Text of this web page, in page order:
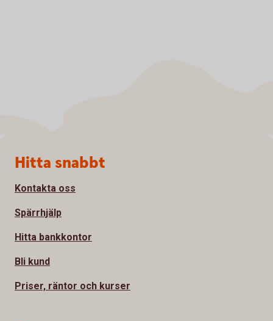
Sidfot
Hitta snabbt
Kontakta oss
Spärrhjälp
Hitta bankkontor
Bli kund
Priser, räntor och kurser